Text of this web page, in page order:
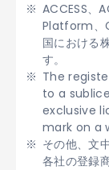
ACCESS、
Platform、
国における
す。
The
to a
exclusive
mark on a
その他、文
各社の登録